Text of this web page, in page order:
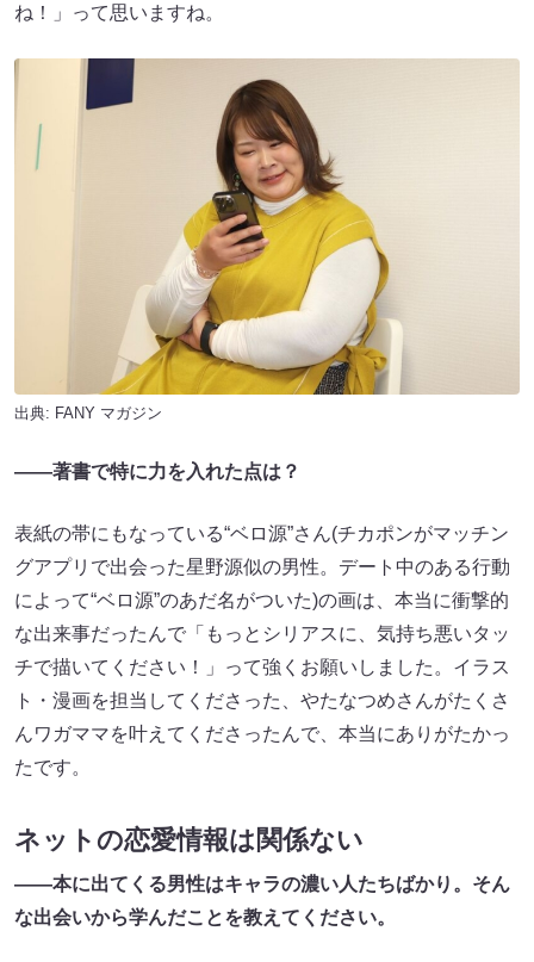
ね！」って思いますね。
出典: FANY マガジン
――著書で特に力を入れた点は？
表紙の帯にもなっている“ベロ源”さん(チカポンがマッチン
グアプリで出会った星野源似の男性。デート中のある行動
によって“ベロ源”のあだ名がついた)の画は、本当に衝撃的
な出来事だったんで「もっとシリアスに、気持ち悪いタッ
チで描いてください！」って強くお願いしました。イラス
ト・漫画を担当してくださった、やたなつめさんがたくさ
んワガママを叶えてくださったんで、本当にありがたかっ
たです。
ネットの恋愛情報は関係ない
――本に出てくる男性はキャラの濃い人たちばかり。そん
な出会いから学んだことを教えてください。